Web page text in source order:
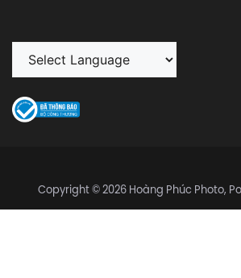
Copyright © 2026 Hoàng Phúc Photo,